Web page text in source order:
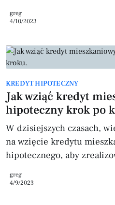
Warszawie są bardzo
indywidualnych potrzeb,
kupującego. Stolica podzielona jest na dzielnice,
atrakcyjności oraz
wybierane przez osoby
greg
4/10/2023
KREDYT HIPOTECZNY
Jak wziąć kredyt
hipoteczny krok po
W dzisiejszych czasach,
na wzięcie kredytu
hipotecznego, aby
Jednak, decyzja o wzięciu
greg
4/9/2023